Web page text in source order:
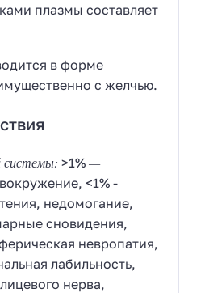
плазмы составляет
в форме
с желчью.
системы: >1%—
<1% -
недомогание,
сновидения,
невропатия,
лабильность,
нерва,